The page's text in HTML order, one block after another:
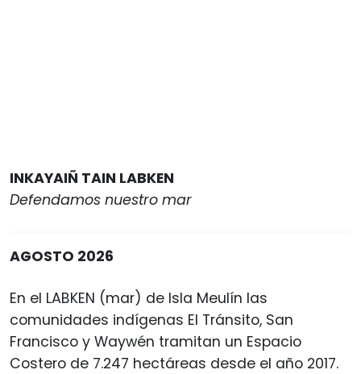
INKAYAIÑ TAIN LABKEN
Defendamos nuestro mar
AGOSTO 2026
En el LABKEN (mar) de Isla Meulín las
comunidades indígenas El Tránsito, San
Francisco y Waywén tramitan un Espacio
Costero de 7.247 hectáreas desde el año 2017.